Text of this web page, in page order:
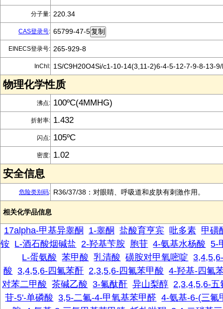
分子量: 220.34
CAS登录号: 65799-47-5
EINECS登录号: 265-929-8
InChI: 1S/C9H20O4Si/c1-10-14(3,11-2)6-4-5-12-7-9-8-13-
物理化学性质
沸点: 100ºC(4MMHG)
折射率: 1.432
闪点: 105ºC
密度: 1.02
安全信息
危险类别码: R36/37/38：对眼睛、呼吸道和皮肤有刺激作用。
相关化学品信息
17alpha-甲基异睾酮 1-睾酮 盐酸育亨宾 吡多素 甲磺
铵 L-酒石酸烟碱盐 2-羟基苄胺 胞苷 4-氨基水杨酸 5-
L-蛋氨酸 苯甲酸 乳清酸 磺胺对甲氧嘧啶
酸 3,4,5,6-四氟苯酐 2,3,5,6-四氟苯甲酸 4-羟基-四氟
对苯二甲酸 茶碱乙酸 3-氟酞酐 异山梨醇 2,3,4,5,6-五
苷-5'-单磷酸 3,5-二氟-4-甲氧基苯甲醛 4-氨基-6-(三氟